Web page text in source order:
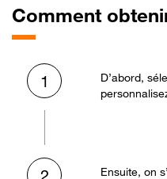
Comment
1
D’abord,
Ensuite, on